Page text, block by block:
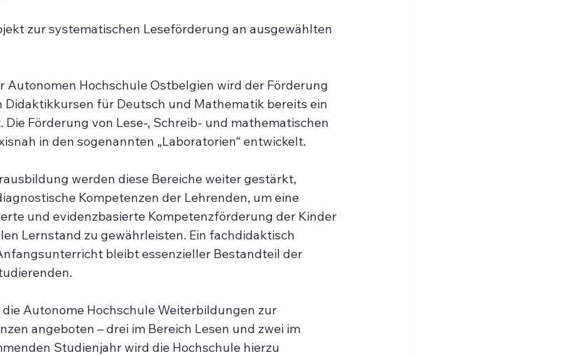
zur systematischen Leseförderung an ausgewählten
Autonomen Hochschule Ostbelgien wird der Förderung
Didaktikkursen für Deutsch und Mathematik bereits ein
Förderung von Lese-, Schreib- und mathematischen
in den sogenannten „Laboratorien“ entwickelt.
werden diese Bereiche weiter gestärkt,
Kompetenzen der Lehrenden, um eine
und evidenzbasierte Kompetenzförderung der Kinder
Lernstand zu gewährleisten. Ein fachdidaktisch
bleibt essenzieller Bestandteil der
Autonome Hochschule Weiterbildungen zur
angeboten – drei im Bereich Lesen und zwei im
Studienjahr wird die Hochschule hierzu